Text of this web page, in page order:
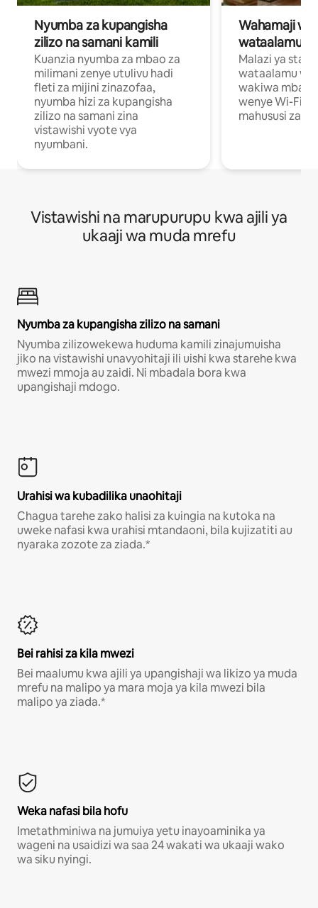
Nyumba za kupangisha
zilizo na samani kamili
Kuanzia nyumba za mbao za
milimani zenye utulivu hadi
fleti za mijini zinazofaa,
nyumba hizi za kupangisha
zilizo na samani zina
vistawishi vyote vya
nyumbani.
Wahamaji
wataalamu
Malazi ya
wataalamu
wakiwa mbali
wenye Wi-Fi
mahususi za
Vistawishi na marupurupu kwa ajili ya
ukaaji wa muda mrefu
Nyumba za kupangisha zilizo na samani
Nyumba zilizowekewa huduma kamili zinajumuisha
jiko na vistawishi unavyohitaji ili uishi kwa starehe kwa
mwezi mmoja au zaidi. Ni mbadala bora kwa
upangishaji mdogo.
Urahisi wa kubadilika unaohitaji
Chagua tarehe zako halisi za kuingia na kutoka na
uweke nafasi kwa urahisi mtandaoni, bila kujizatiti au
nyaraka zozote za ziada.*
Bei rahisi za kila mwezi
Bei maalumu kwa ajili ya upangishaji wa likizo ya muda
mrefu na malipo ya mara moja ya kila mwezi bila
malipo ya ziada.*
Weka nafasi bila hofu
Imetathminiwa na jumuiya yetu inayoaminika ya
wageni na usaidizi wa saa 24 wakati wa ukaaji wako
wa siku nyingi.